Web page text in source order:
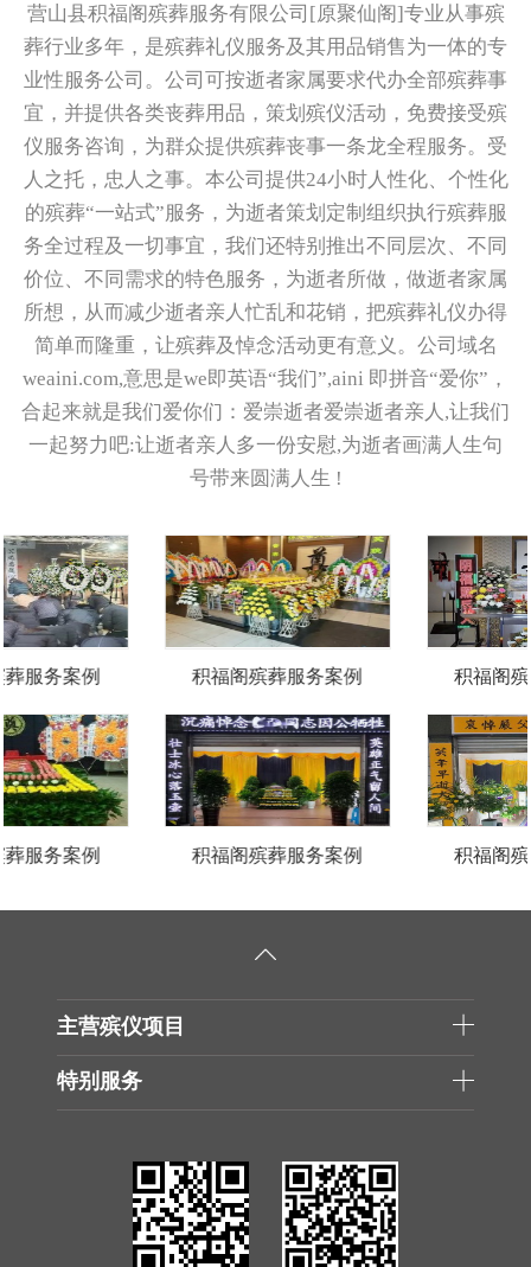
营山县积福阁殡葬服务有限公司[原聚仙阁]专业从事殡
葬行业多年，是殡葬礼仪服务及其用品销售为一体的专
业性服务公司。公司可按逝者家属要求代办全部殡葬事
宜，并提供各类丧葬用品，策划殡仪活动，免费接受殡
仪服务咨询，为群众提供殡葬丧事一条龙全程服务。受
人之托，忠人之事。本公司提供24小时人性化、个性化
的殡葬“一站式”服务，为逝者策划定制组织执行殡葬服
务全过程及一切事宜，我们还特别推出不同层次、不同
价位、不同需求的特色服务，为逝者所做，做逝者家属
所想，从而减少逝者亲人忙乱和花销，把殡葬礼仪办得
简单而隆重，让殡葬及悼念活动更有意义。公司域名
weaini.com,意思是we即英语“我们”,aini 即拼音“爱你”，
合起来就是我们爱你们：爱崇逝者爱崇逝者亲人,让我们
一起努力吧:让逝者亲人多一份安慰,为逝者画满人生句
号带来圆满人生 !
积福阁殡葬服务案例
积福阁殡葬服务案例
积福阁殡葬服务案例
积福阁殡葬服务案例
主营殡仪项目
特别服务